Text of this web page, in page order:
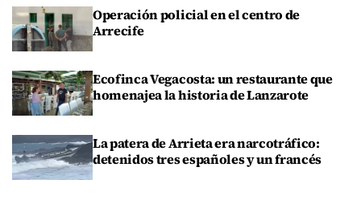
Operación policial en el centro de
Arrecife
Ecofinca Vegacosta: un restaurante que
homenajea la historia de Lanzarote
La patera de Arrieta era narcotráfico:
detenidos tres españoles y un francés